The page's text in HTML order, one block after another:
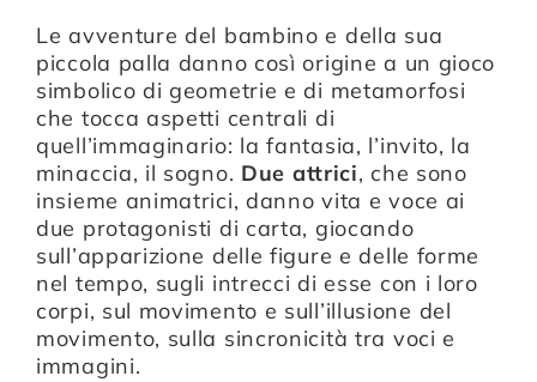
Le avventure del bambino e della sua
piccola palla danno così origine a un gioco
simbolico di geometrie e di metamorfosi
che tocca aspetti centrali di
quell’immaginario: la fantasia, l’invito, la
minaccia, il sogno. Due attrici, che sono
insieme animatrici, danno vita e voce ai
due protagonisti di carta, giocando
sull’apparizione delle figure e delle forme
nel tempo, sugli intrecci di esse con i loro
corpi, sul movimento e sull’illusione del
movimento, sulla sincronicità tra voci e
immagini.